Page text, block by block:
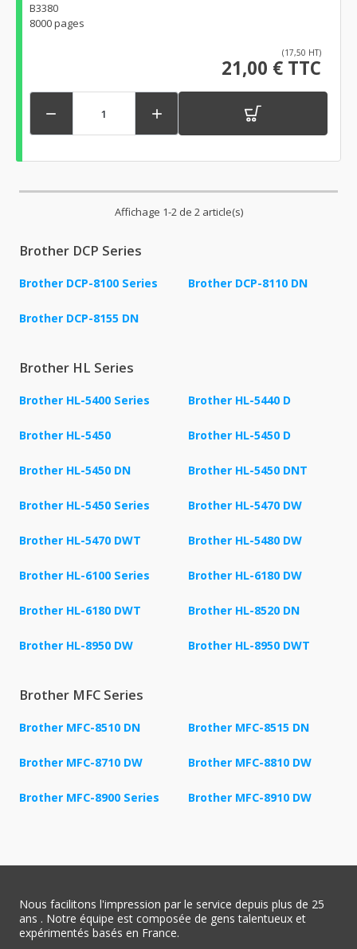
B3380
8000 pages
(17,50 HT)
21,00 € TTC
 
Affichage 1-2 de 2 article(s)
Brother DCP Series
Brother DCP-8100 Series Brother DCP-8110 DN
Brother DCP-8155 DN
Brother HL Series
Brother HL-5400 Series Brother HL-5440 D
Brother HL-5450 Brother HL-5450 D
Brother HL-5450 DN Brother HL-5450 DNT
Brother HL-5450 Series Brother HL-5470 DW
Brother HL-5470 DWT Brother HL-5480 DW
Brother HL-6100 Series Brother HL-6180 DW
Brother HL-6180 DWT Brother HL-8520 DN
Brother HL-8950 DW Brother HL-8950 DWT
Brother MFC Series
Brother MFC-8510 DN Brother MFC-8515 DN
Brother MFC-8710 DW Brother MFC-8810 DW
Brother MFC-8900 Series Brother MFC-8910 DW
Nous facilitons l'impression par le service depuis plus de 25
ans . Notre équipe est composée de gens talentueux et
expérimentés basés en France.